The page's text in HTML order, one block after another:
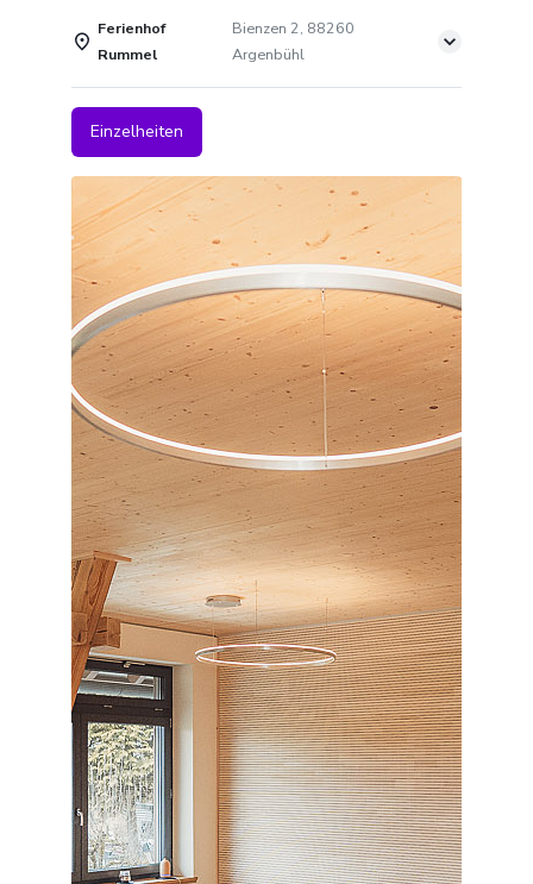
Ferienhof
Rummel
Bienzen 2, 88260
Argenbühl
Einzelheiten